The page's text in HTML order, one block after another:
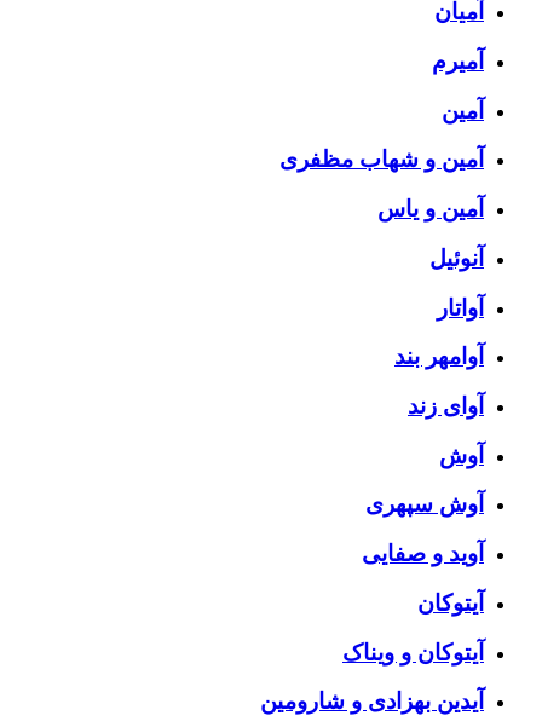
آمیان
آمیرم
آمین
آمین و شهاب مظفری
آمین و یاس
آنوئیل
آواتار
آوامهر بند
آوای زند
آوش
آوش سپهری
آوید و صفایی
آیتوکان
آیتوکان و ویناک
آیدین بهزادی و شارومین